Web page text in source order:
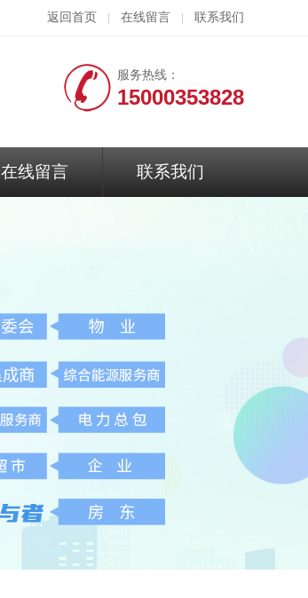
返回首页 在线留言 联系我们
服务热线：
15000353828
在线留言 联系我们